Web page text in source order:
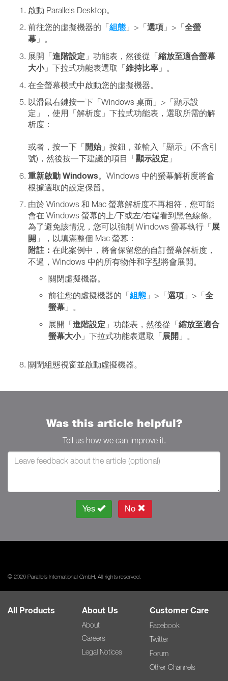
啟動 Parallels Desktop。
前往您的虛擬機器的「組態 」>「選項 」>「全螢
幕 」。
展開「進階設定 」功能表，然後從「縮放至適合螢幕
大小」下拉式功能表選取「維持比率 」。
在全螢幕模式中啟動您的虛擬機器。
以滑鼠右鍵按一下「Windows 桌面」>「顯示設
定」，使用「解析度」下拉式功能表，選取所需的解
析度：
或者，按一下「開始」按鈕，並輸入「顯示」(不含引
號)，然後按一下建議的項目「顯示設定 」
重新啟動 Windows。Windows 中的螢幕解析度將會
根據選取的設定保留。
由於 Windows 和 Mac 螢幕解析度不再相符，您可能
會在 Windows 螢幕的上/下或左/右端看到黑色線條。
為了避免該情況，您可以強制 Windows 螢幕執行「展
開 」，以填滿整個 Mac 螢幕：
附註： 在此案例中，將會保留您的自訂螢幕解析度，
不過，Windows 中的所有物件和字型將會展開。
關閉虛擬機器。
前往您的虛擬機器的「組態 」>「選項 」>「全
螢幕 」。
展開「進階設定 」功能表，然後從「縮放至適合
螢幕大小」下拉式功能表選取「展開 」。
關閉組態視窗並啟動虛擬機器。
Was this article helpful?
Tell us how we can improve it.
Yes No
© 2026 Parallels International GmbH. All rights reserved.
All Products About Us
About
Careers
Legal Notices
Customer Care
Facebook
Twitter
Forum
Other Channels